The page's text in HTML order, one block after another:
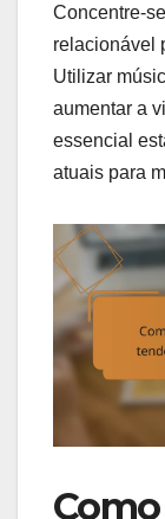
Concentre-
relacionável
Utilizar
aumentar a
essencial
atuais para